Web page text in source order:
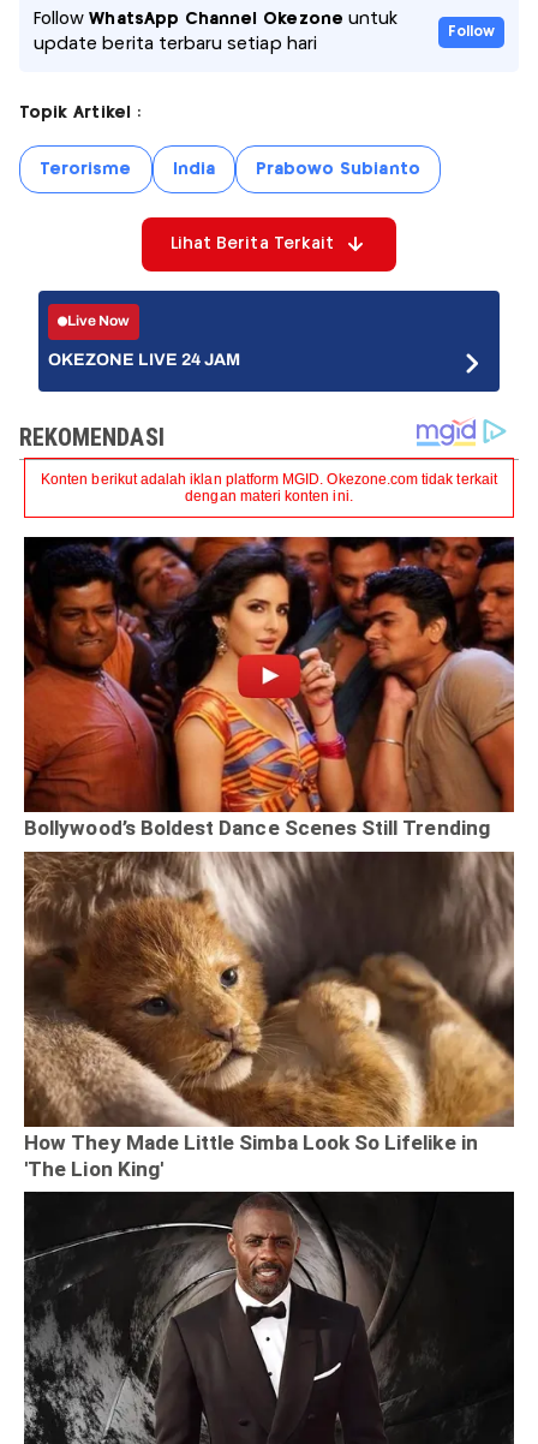
FollowWhatsApp Channel Okezone untuk
update berita terbaru setiap hari
Follow
Topik Artikel :
Terorisme India Prabowo Subianto
Lihat Berita Terkait
Live Now
OKEZONE LIVE 24 JAM